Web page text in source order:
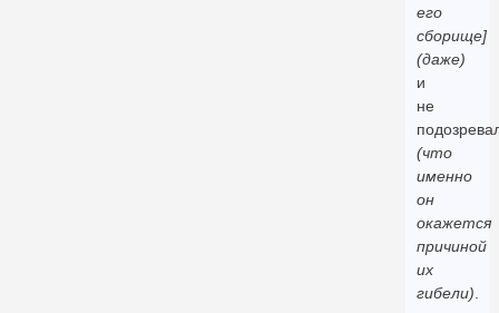
его
сборище]
(даже)
и
не
(что
именно
он
окажется
причиной
их
гибели).